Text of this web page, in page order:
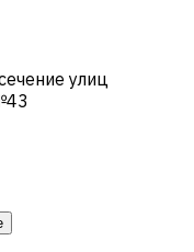
улиц